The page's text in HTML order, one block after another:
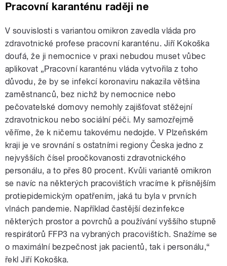
Pracovní karanténu raději ne
V souvislosti s variantou omikron zavedla vláda pro
zdravotnické profese pracovní karanténu. Jiří Kokoška
doufá, že ji nemocnice v praxi nebudou muset vůbec
aplikovat „Pracovní karanténu vláda vytvořila z toho
důvodu, že by se infekcí koronaviru nakazila většina
zaměstnanců, bez nichž by nemocnice nebo
pečovatelské domovy nemohly zajišťovat stěžejní
zdravotnickou nebo sociální péči. My samozřejmě
věříme, že k ničemu takovému nedojde. V Plzeňském
kraji je ve srovnání s ostatními regiony Česka jedno z
nejvyšších čísel proočkovanosti zdravotnického
personálu, a to přes 80 procent. Kvůli variantě omikron
se navíc na některých pracovištích vracíme k přísnějším
protiepidemickým opatřením, jaká tu byla v prvních
vlnách pandemie. Například častější dezinfekce
některých prostor a povrchů a používání vyššího stupně
respirátorů FFP3 na vybraných pracovištích. Snažíme se
o maximální bezpečnost jak pacientů, tak i personálu,“
řekl Jiří Kokoška.